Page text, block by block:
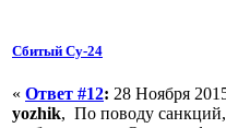
Сбитый Су-24
« Ответ #12: 28 Ноября
yozhik, По поводу